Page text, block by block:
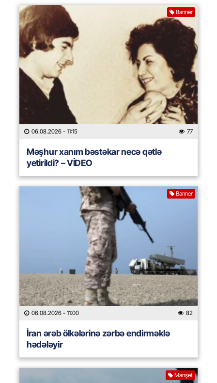
Banner
06.08.2026 - 11:15 77
Məşhur xanım bəstəkar necə qətlə
yetirildi? – VİDEO
Banner
06.08.2026 - 11:00 82
İran ərəb ölkələrinə zərbə endirməklə
hədələyir
Manşet